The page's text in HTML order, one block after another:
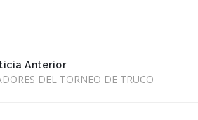
Anterior
DEL TORNEO DE TRUCO